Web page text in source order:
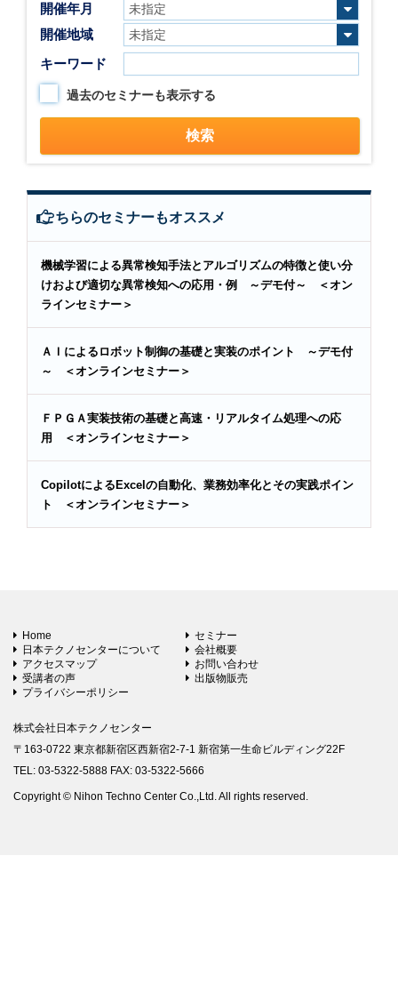
開催年月
開催地域
キーワード
過去のセミナーも表示する
こちらのセミナーもオススメ
機械学習による異常検知手法とアルゴリズムの特徴と使い分
けおよび適切な異常検知への応用・例 ～デモ付～ ＜オン
ラインセミナー＞
ＡＩによるロボット制御の基礎と実装のポイント ～デモ付
～ ＜オンラインセミナー＞
ＦＰＧＡ実装技術の基礎と高速・リアルタイム処理への応
用 ＜オンラインセミナー＞
CopilotによるExcelの自動化、業務効率化とその実践ポイン
ト ＜オンラインセミナー＞
Home
セミナー
日本テクノセンターについて
会社概要
アクセスマップ
お問い合わせ
受講者の声
出版物販売
プライバシーポリシー
株式会社日本テクノセンター
〒163-0722 東京都新宿区西新宿2-7-1 新宿第一生命ビルディング22F
TEL: 03-5322-5888 FAX: 03-5322-5666
Copyright © Nihon Techno Center Co.,Ltd. All rights reserved.